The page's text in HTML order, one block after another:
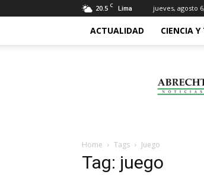
20.5 C Lima jueves, agosto
ACTUALIDAD CIENCIA
Home Tags Juego
Tag: juego